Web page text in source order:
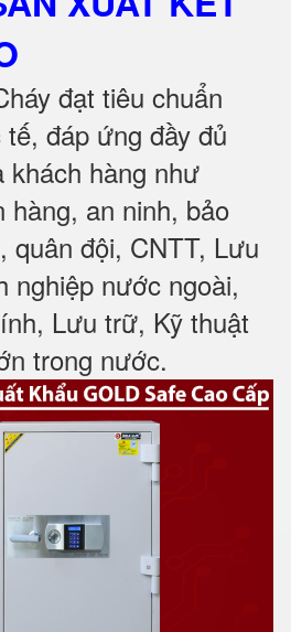
đạt tiêu chuẩn
đáp ứng đầy đủ
khách hàng như
hàng, an ninh, bảo
quân đội, CNTT, Lưu
nghiệp nước ngoài,
Lưu trữ, Kỹ thuật
trong nước.